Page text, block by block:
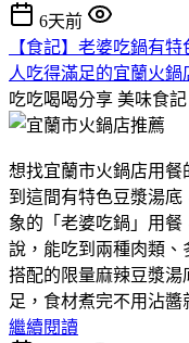
6天前
【食記】老婆吃鍋有
人吃得滿足的宜蘭火鍋
吃吃喝喝分享 美味食記
想找宜蘭市火鍋店用
到這間有特色豆漿湯
象的「老婆吃鍋」用
說，能吃到兩種肉類
搭配的限量麻辣豆漿
足，食材煮完不用沾醬
繼續閱讀